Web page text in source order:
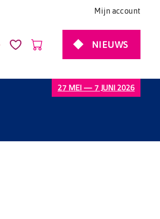
Mijn account
NIEUWS
27 MEI — 7 JUNI 2026